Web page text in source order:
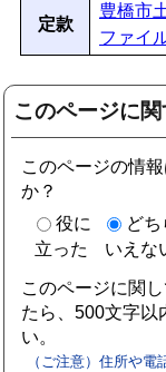
定款
豊橋市
ファイ
このページに
このページの情
か？
役に
立った
どち
いえな
このページに関
たら、500文字以
い。
（ご注意）住所や